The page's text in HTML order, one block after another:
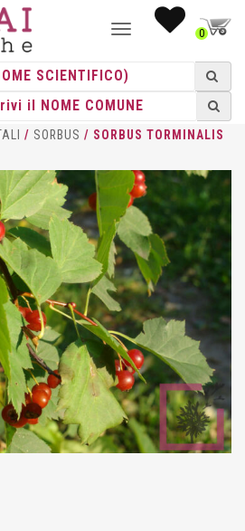
NAVIGAZIONE0
HOME / GIOVANI PIANTE PIANTE
/ SORBUS / SORBUS TORMINALIS